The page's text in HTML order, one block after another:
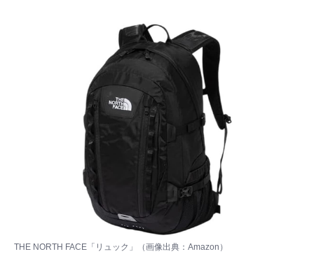
THE NORTH FACE「リュック」（画像出典：Amazon）